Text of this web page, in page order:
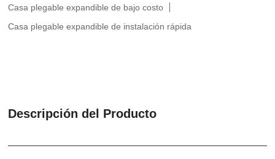
Casa plegable expandible de bajo costo
Casa plegable expandible de instalación rápida
Descripción del Producto